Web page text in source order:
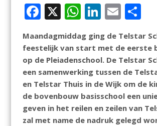
F
ac
e
b
o
o
k
X W
at
s
A
p
p
Li
n
k
e
dI
n
E
m
ai
l
D
e
n
Maandagmiddag ging de Telstar
feestelijk van start met de eerste
op de Pleiadenschool. De Telstar
een samenwerking tussen de
en Telstar Thuis in de Wijk om de
de bovenbouw basisschool een
geven in het reilen en zeilen van
zal met name de nadruk gelegd